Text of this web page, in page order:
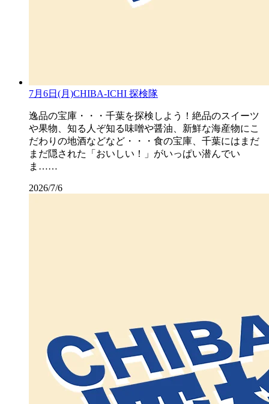
7月6日(月)CHIBA-ICHI 探検隊
逸品の宝庫・・・千葉を探検しよう！絶品のスイーツ
や果物、知る人ぞ知る味噌や醤油、新鮮な海産物にこ
だわりの地酒などなど・・・食の宝庫、千葉にはまだ
まだ隠された「おいしい！」がいっぱい潜んでい
ま……
2026/7/6